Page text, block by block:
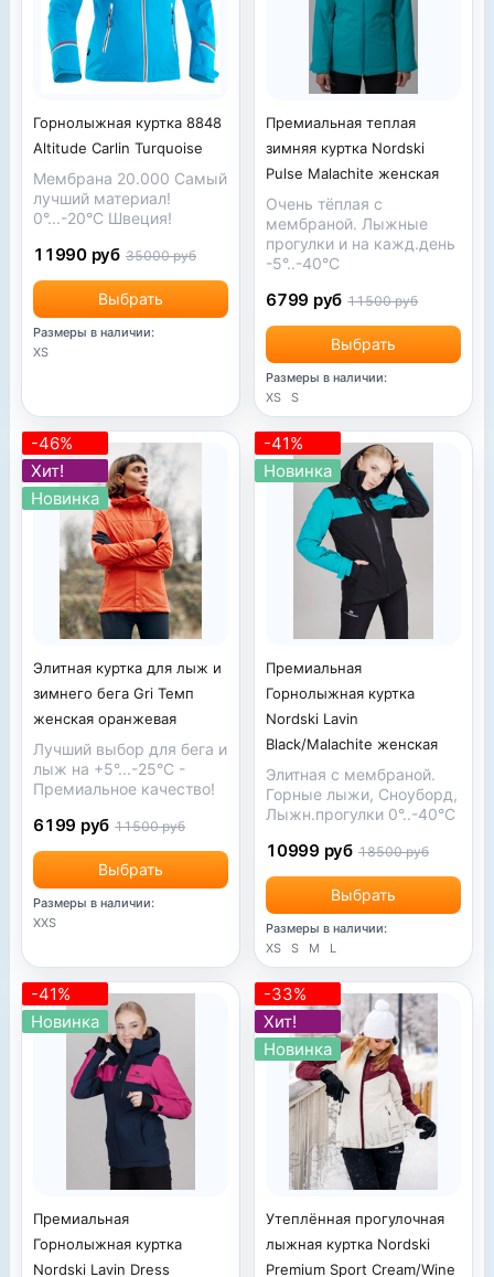
Горнолыжная куртка 8848
Altitude Carlin Turquoise
Мембрана 20.000 Самый
лучший материал!
0°...-20°С Швеция!
Выбрать
11990 руб 35000 руб
Размеры в наличии:
XS
Премиальная теплая
зимняя куртка Nordski
Pulse Malachite женская
Очень тёплая с
мембраной. Лыжные
прогулки и на кажд.день
-5°..-40°С
Выбрать
6799 руб 11500 руб
Размеры в наличии:
XS
S
-46%
Хит!
Новинка
Элитная куртка для лыж и
зимнего бега Gri Темп
женская оранжевая
Лучший выбор для бега и
лыж на +5°...-25°С -
Премиальное качество!
Выбрать
6199 руб 11500 руб
Размеры в наличии:
XXS
-41%
Новинка
Премиальная
Горнолыжная куртка
Nordski Lavin
Black/Malachite женская
Элитная с мембраной.
Горные лыжи, Сноуборд,
Лыжн.прогулки 0°..-40°С
Выбрать
10999 руб 18500 руб
Размеры в наличии:
XS
S M L
-41%
Новинка
Премиальная
Горнолыжная куртка
Nordski Lavin Dress
-33%
Хит!
Новинка
Утеплённая прогулочная
лыжная куртка Nordski
Premium Sport Cream/Wine